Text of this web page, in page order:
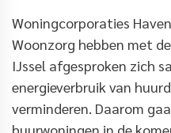
Woningcorporaties
Woonzorg hebben met
IJssel afgesproken zich
energieverbruik van
verminderen. Daarom